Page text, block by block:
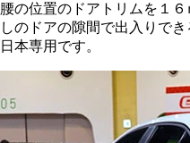
腰の位置のドアトリムを１６
しのドアの隙間で出入りで
日本専用です。